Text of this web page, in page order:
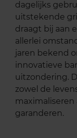
dagelijks
uitstekende
draagt bij aan
allerlei
jaren bekend
innovatieve
uitzondering.
zowel de
garanderen.